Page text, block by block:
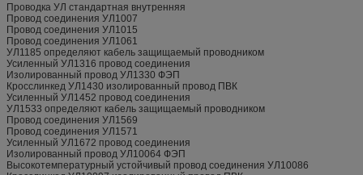
Проводка УЛ стандартная внутренняя
Провод соединения УЛ1007
Провод соединения УЛ1015
Провод соединения УЛ1061
УЛ1185 определяют кабель защищаемый проводником
Усиленный УЛ1316 провод соединения
Изолированный провод УЛ1330 ФЭП
Кросслинкед УЛ1430 изолированный провод ПВК
Усиленный УЛ1452 провод соединения
УЛ1533 определяют кабель защищаемый проводником
Провод соединения УЛ1569
Провод соединения УЛ1571
Усиленный УЛ1672 провод соединения
Изолированный провод УЛ10064 ФЭП
Высокотемпературный устойчивый провод соединения УЛ10086